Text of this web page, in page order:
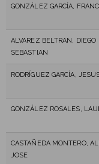
GONZÁLEZ GARCÍA,
ALVAREZ BELTRAN, DIEGO
SEBASTIAN
RODRÍGUEZ GARCÍA,
GONZÁLEZ ROSALES,
CASTAÑEDA MONTERO,
JOSE